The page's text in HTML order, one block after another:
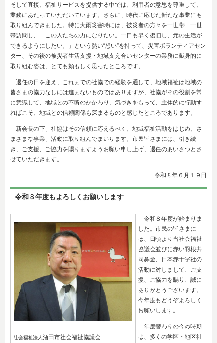
そして直接、福祉サービスを提供する中では、利用者の意思を尊重して、
業務にあたっていただいています。さらに、時代に応じた新たな事業にも
取り組んできました。特に大雨災害時には、被災者の方々を一世帯、一世
帯訪問し、「この人たちの力になりたい。一日も早く復旧し、元の生活が
できるようにしたい。」という熱い“想い”を持って、災害ボランティアセン
ター、その後の被災者生活支援・地域支え合いセンターの業務に献身的に
取り組む姿は、とても頼もしく思ったところです。
退任の日を迎え、これまでの社協での経験を通して、地域福祉は地域の
皆さまの協力なしには進まないものではありますが、社協がその役割を常
に意識して、地域との不断のかかわり、気づきをもって、主体的に行動す
ればこそ、地域との信頼関係も深まるものと感じたところであります。
新会長の下、社協はその信頼に応えるべく、地域福祉活動をはじめ、さ
まざまな事業、活動に取り組んでまいります。市民皆さまには、引き続
き、ご支援、ご協力を賜りますようお願い申し上げ、退任のあいさつとさ
せていただきます。
令和８年６ 月１９日
令和８年度もよろしくお願いします
社会福祉法人酒田市社会福祉協議会
令和８年度が始まりま
した。市民の皆さまに
は、日頃より当社会福祉
協議会並びに赤い羽根共
同募金、日本赤十字社の
活動に対しまして、ご支
援、ご協力を賜り、誠に
ありがとうございます。
今年度もどうぞよろしく
お願いします。
年度替わりの今の時期
は、多くの学区・地区社